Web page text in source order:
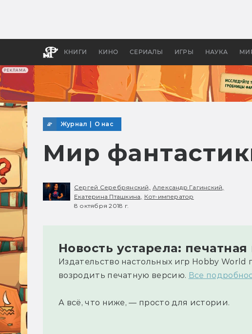
РЕКЛАМА
КНИГИ КИНО СЕРИАЛЫ ИГРЫ НАУКА
апокалипсис,
Журнал О нас
Мир
Сергей Серебрянский, Александр Гагинский,
Екатерина Пташкина,
Кот-император
8 октября 2018 г.
Новость устарела:
Издательство настольных игр Hobby
возродить печатную версию. Все
А всё, что ниже, — просто для истории.